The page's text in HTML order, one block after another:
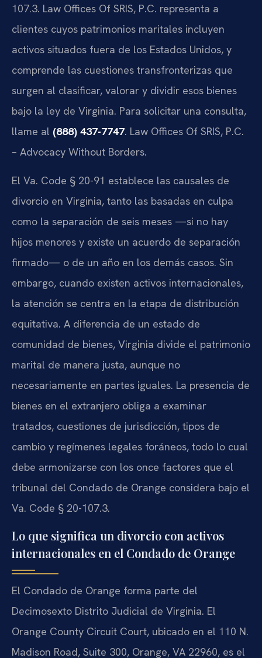
107.3. Law Offices Of SRIS, P.C. representa a
clientes cuyos patrimonios maritales incluyen
activos situados fuera de los Estados Unidos, y
comprende las cuestiones transfronterizas que
surgen al clasificar, valorar y dividir esos bienes
bajo la ley de Virginia. Para solicitar una consulta,
llame al (888) 437-7747. Law Offices Of SRIS, P.C.
– Advocacy Without Borders.
El Va. Code § 20-91 establece las causales de
divorcio en Virginia, tanto las basadas en culpa
como la separación de seis meses —si no hay
hijos menores y existe un acuerdo de separación
firmado— o de un año en los demás casos. Sin
embargo, cuando existen activos internacionales,
la atención se centra en la etapa de distribución
equitativa. A diferencia de un estado de
comunidad de bienes, Virginia divide el patrimonio
marital de manera justa, aunque no
necesariamente en partes iguales. La presencia de
bienes en el extranjero obliga a examinar
tratados, cuestiones de jurisdicción, tipos de
cambio y regímenes legales foráneos, todo lo cual
debe armonizarse con los once factores que el
tribunal del Condado de Orange considera bajo el
Va. Code § 20-107.3.
Lo que significa un divorcio con activos
internacionales en el Condado de Orange
El Condado de Orange forma parte del
Decimosexto Distrito Judicial de Virginia. El
Orange County Circuit Court, ubicado en el 110 N.
Madison Road, Suite 300, Orange, VA 22960, es el